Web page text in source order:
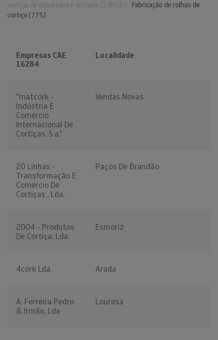
cortiça, de espartaria e cestaria (2.801)
Fabricação de rolhas de
cortiça (775)
Empresas CAE
16284
Localidade
"matcork -
Indústria E
Comércio
Internacional De
Cortiças, S.a."
Vendas Novas
20 Linhas -
Transformação E
Comércio De
Cortiças , Lda.
Paços De Brandão
2004 - Produtos
De Cortiça, Lda.
Esmoriz
4cork Lda Arada
A. Ferreira Pedro
& Irmão, Lda
Lourosa